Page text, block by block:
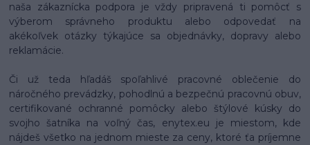
naša zákaznícka podpora je vždy pripravená ti pomôcť s
výberom správneho produktu alebo odpovedať na
akékoľvek otázky týkajúce sa objednávky, dopravy alebo
reklamácie.
Či už teda hľadáš spoľahlivé pracovné oblečenie do
náročného prevádzky, pohodlnú a bezpečnú pracovnú obuv,
certifikované ochranné pomôcky alebo štýlové kúsky do
svojho šatníka na voľný čas, enytex.eu je miestom, kde
nájdeš všetko na jednom mieste za ceny, ktoré ťa príjemne